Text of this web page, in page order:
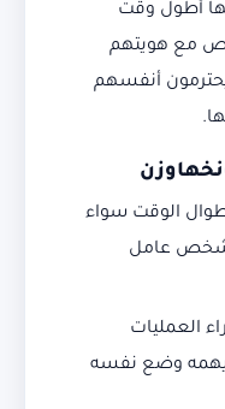
أطول وقت
مع هويتهم
أنفسهم
الوقت سواء
شخص عامل
العمليات
يهمه وضع نفسه